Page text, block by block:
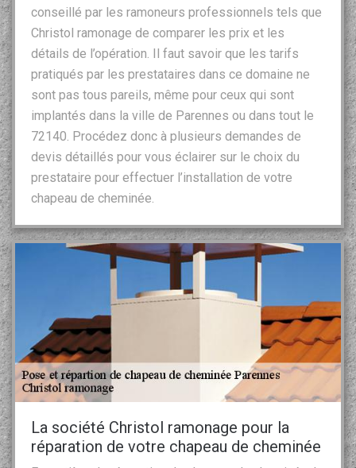
conseillé par les ramoneurs professionnels tels que
Christol ramonage de comparer les prix et les
détails de l’opération. Il faut savoir que les tarifs
pratiqués par les prestataires dans ce domaine ne
sont pas tous pareils, même pour ceux qui sont
implantés dans la ville de Parennes ou dans tout le
72140. Procédez donc à plusieurs demandes de
devis détaillés pour vous éclairer sur le choix du
prestataire pour effectuer l’installation de votre
chapeau de cheminée.
La société Christol ramonage pour la
réparation de votre chapeau de cheminée